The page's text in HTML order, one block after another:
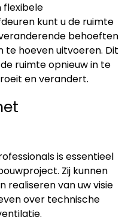
flexibele
kunt u de ruimte
behoeften
te hoeven uitvoeren. Dit
ruimte opnieuw in te
en verandert.
is essentieel
Zij kunnen
realiseren van uw visie
over technische